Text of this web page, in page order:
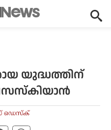
യുദ്ധത്തിന്
ഡെസ്‌ക്